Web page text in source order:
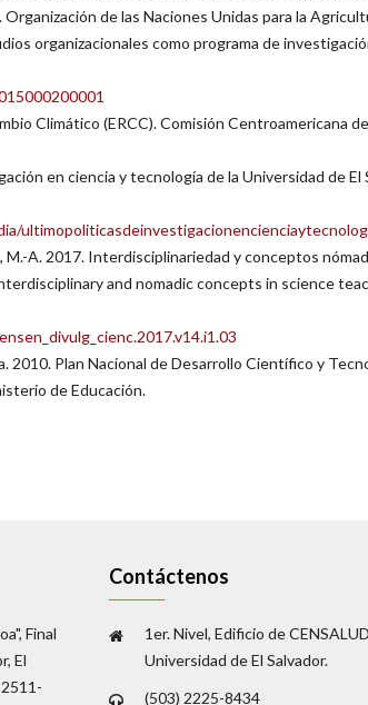
de las Naciones Unidas para la
organizacionales como programa de
Climático (ERCC). Comisión Centroamericana
en ciencia y tecnología de la Universidad de
M.-A. 2017. Interdisciplinariedad y conceptos
and nomadic concepts in science
2010. Plan Nacional de Desarrollo Científico y
de Educación.
Final
El
Contáctenos
1er. Nivel, Edificio de
Universidad de El Salvador.
(503) 2225-8434